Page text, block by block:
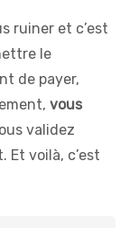
ruiner et c’est
le
de payer,
vous
validez
Et voilà, c’est